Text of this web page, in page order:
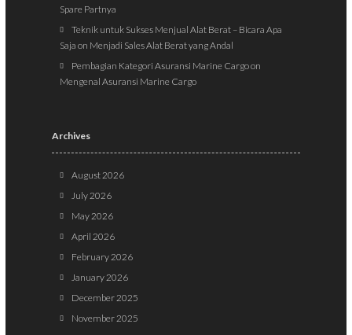
Spare Partnya
Teknik untuk Sukses Menjual Alat Berat – Bicara Apa
Saja on Menjadi Sales Alat Berat yang Andal
Pembagian Kategori Asuransi Marine Cargoon
Mengenal Asuransi Marine Cargo
Archives
August 2026
July 2026
May 2026
April 2026
February 2026
January 2026
December 2025
November 2025